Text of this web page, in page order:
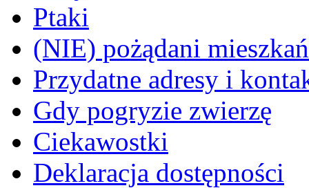
Ptaki
(NIE) pożądani
Przydatne adresy i
Gdy pogryzie zwierzę
Ciekawostki
Deklaracja dostępności